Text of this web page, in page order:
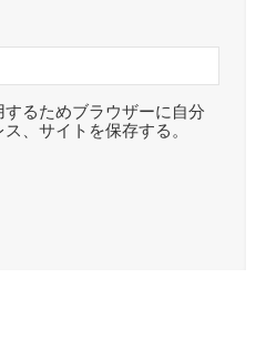
るためブラウザーに自分
、サイトを保存する。